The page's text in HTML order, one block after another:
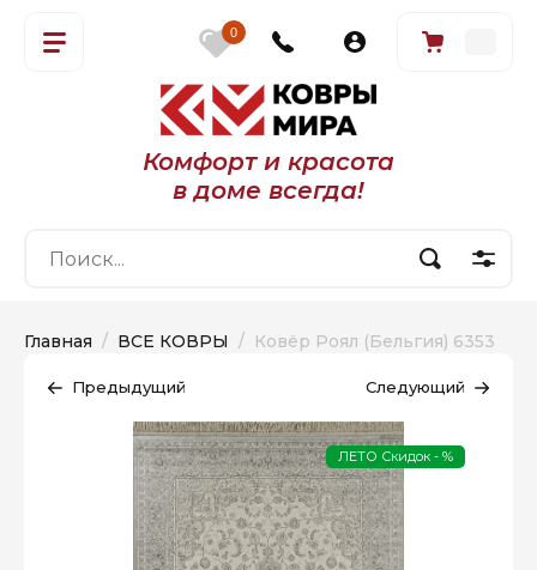
Комфорт и красота
в доме всегда!
0
Главная
  /
ВСЕ КОВРЫ
  /  Ковёр Роял (Бельгия) 6353
Предыдущий Следующий
ЛЕТО Скидок - %